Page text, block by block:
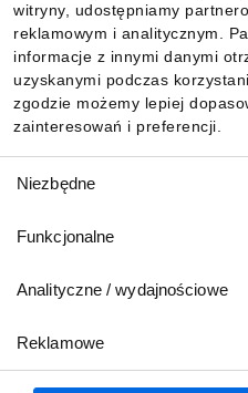
witryny, udostępniamy
reklamowym i analitycznym.
informacje z innymi danymi
uzyskanymi podczas
zgodzie możemy lepiej
zainteresowań i preferencji.
zgody
Niezbędne
Funkcjonalne
Analityczne / wydajnościowe
Reklamowe
Pobierz naszą
801 500 700